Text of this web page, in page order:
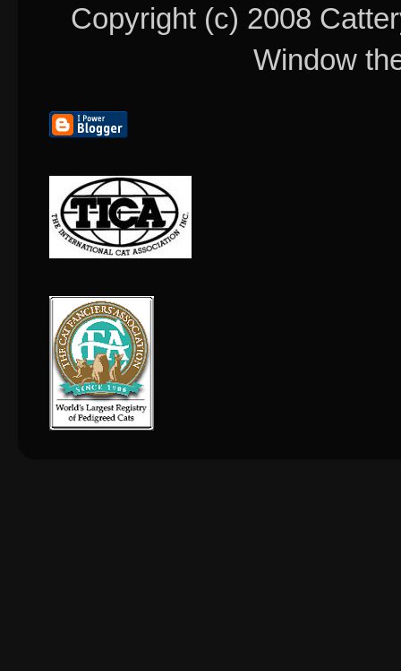
Copyright (c) 2008
Window